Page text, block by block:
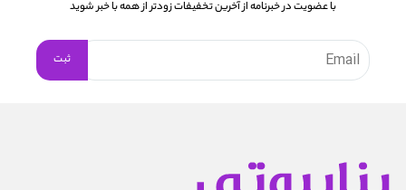
با عضویت در خبرنامه از آخرین تخفیفات زودتر از همه با خبر شوید